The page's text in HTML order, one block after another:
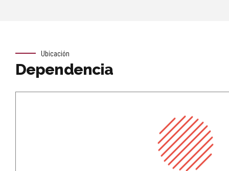
Ubicación
Dependencia